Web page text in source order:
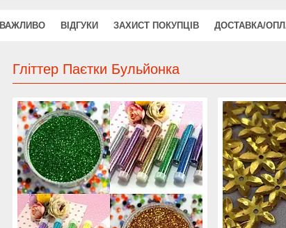
ВАЖЛИВО ВІДГУКИ ЗАХИСТ ПОКУПЦІВ ДОСТАВКА/
Гліттер Паєтки Бульйонка